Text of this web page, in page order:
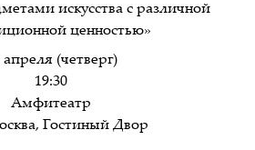
искусства с различной
ценностью»
апреля (четверг)
19:30
Амфитеатр
Гостиный Двор